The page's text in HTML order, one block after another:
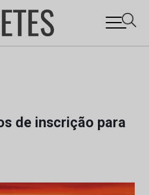
de inscrição para